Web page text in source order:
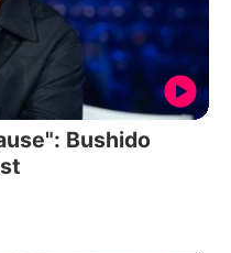
Bushido